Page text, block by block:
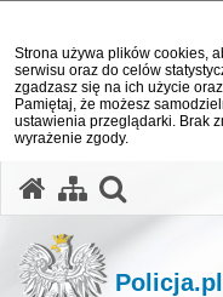
Strona używa plików cookies,
serwisu oraz do celów
zgadzasz się na ich użycie
Pamiętaj, że możesz
ustawienia przeglądarki. Brak
wyrażenie zgody.
Policja.pl